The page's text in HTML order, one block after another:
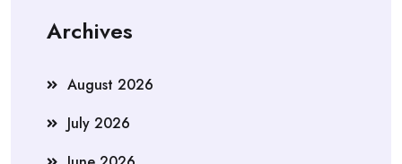
Archives
August 2026
July 2026